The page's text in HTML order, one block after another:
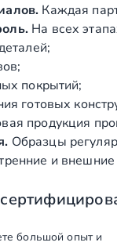
1
Каждая партия
На всех этапах
покрытий;
готовых
продукция
Образцы регулярно
и внешние
большой опыт и